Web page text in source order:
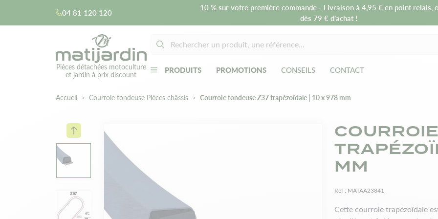
04 81 120 120
10 % sur votre première commande - Livraison à 4,95 € en point relais,
dès 79 € d’achat !
Pièces détachées motoculture
et jardin à prix discount
PRODUITS PROMOTIONS CONSEILS CONTACT
Accueil Courroie tondeuse Pièces châssis Courroie tondeuse Z37 trapézoïdale | 10 x 978 mm
MM
Réf : MATAA23841
Cette courroie trapézoïdale